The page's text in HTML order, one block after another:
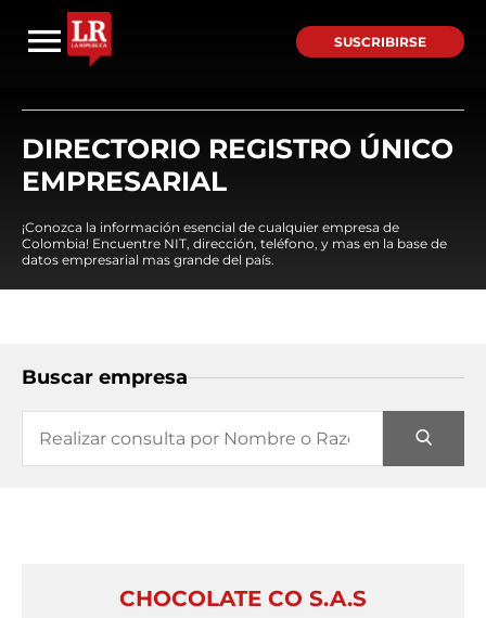
SUSCRIBIRSE
DIRECTORIO REGISTRO ÚNICO
EMPRESARIAL
¡Conozca la información esencial de cualquier empresa de
Colombia! Encuentre NIT, dirección, teléfono, y mas en la base de
datos empresarial mas grande del país.
Buscar empresa
CHOCOLATE CO S.A.S